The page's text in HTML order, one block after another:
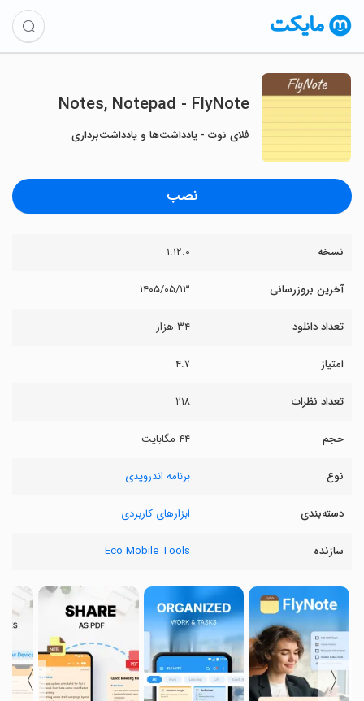
Notes, Notepad - FlyNote
فلای نوت - یادداشت‌ها و یادداشت‌برداری
نصب
نسخه ۱.۱۲.۰
آخرین بروزرسانی ۱۴۰۵/۰۵/۱۳
تعداد دانلود ۳۴ هزار
امتیاز ۴.۷
تعداد نظرات ۲۱۸
حجم ۴۴ مگابایت
نوع برنامه اندرویدی
دسته‌بندی ابزارهای کاربردی
سازنده Eco Mobile Tools
〈
〉